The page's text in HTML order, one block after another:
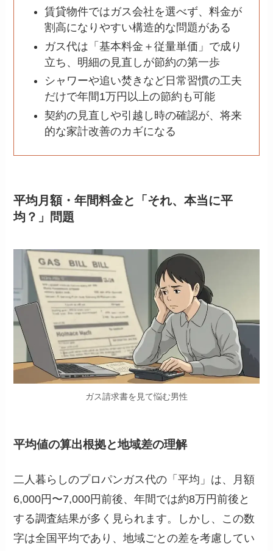
賃貸物件ではガス会社を選べず、料金が
割高になりやすい構造的な問題がある
ガス代は「基本料金＋従量単価」で成り
立ち、明細の見直しが節約の第一歩
シャワーや追い焚きなど日常習慣の工夫
だけで年間1万円以上の節約も可能
契約の見直しや引越し時の確認が、将来
的な家計改善のカギになる
平均月額・年間料金と「それ、本当に平
均？」問題
ガス請求書を見て悩む男性
平均値の算出根拠と地域差の理解
二人暮らしのプロパンガス代の「平均」は、月額
6,000円〜7,000円前後、年間では約8万円前後と
する調査結果が多く見られます。しかし、この数
字は全国平均であり、地域ごとの差を考慮してい